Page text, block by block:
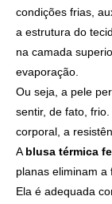
condições frias,
a estrutura do
na camada
evaporação.
Ou seja, a pele
sentir, de fato,
corporal, a
Ablusa térmica
planas eliminam a
Ela é adequada